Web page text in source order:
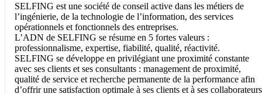
SELFING est une société de conseil active dans les métiers de
l’ingénierie, de la technologie de l’information, des services
opérationnels et fonctionnels des entreprises.
L’ADN de SELFING se résume en 5 fortes valeurs :
professionnalisme, expertise, fiabilité, qualité, réactivité.
SELFING se développe en privilégiant une proximité constante
avec ses clients et ses consultants : management de proximité,
qualité de service et recherche permanente de la performance afin
d’offrir une satisfaction optimale à ses clients et à ses